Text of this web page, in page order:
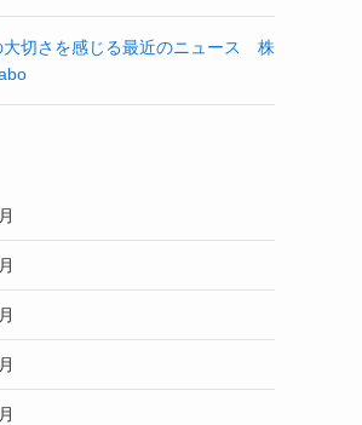
大切さを感じる最近のニュース 株